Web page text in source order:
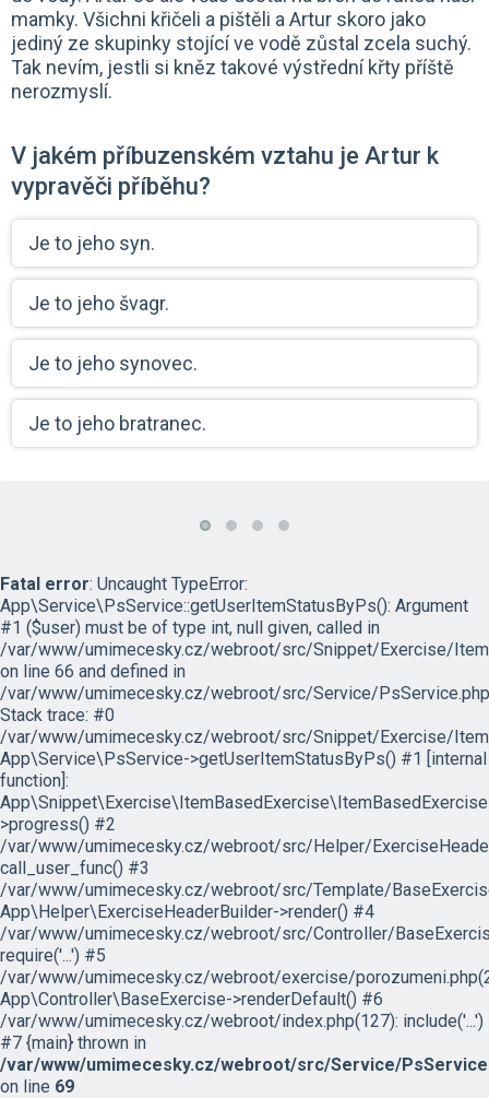
mamky. Všichni křičeli a pištěli a Artur skoro jako
jediný ze skupinky stojící ve vodě zůstal zcela suchý.
Tak nevím, jestli si kněz takové výstřední křty příště
nerozmyslí.
V jakém příbuzenském vztahu je Artur k
vypravěči příběhu?
Je to jeho syn.
Je to jeho švagr.
Je to jeho synovec.
Je to jeho bratranec.
Fatal error: Uncaught TypeError:
App\Service\PsService::getUserItemStatusByPs(): Argument
#1 ($user) must be of type int, null given, called in
/var/www/umimecesky.cz/webroot/src/Snippet/Exercise/
on line 66 and defined in
/var/www/umimecesky.cz/webroot/src/Service/
Stack trace: #0
/var/www/umimecesky.cz/webroot/src/Snippet/Exercise/
App\Service\PsService->getUserItemStatusByPs() #1 [internal
function]:
>progress() #2
/var/www/umimecesky.cz/webroot/src/Helper/
call_user_func() #3
/var/www/umimecesky.cz/webroot/src/Template/
App\Helper\ExerciseHeaderBuilder->render() #4
/var/www/umimecesky.cz/webroot/src/Controller/
require('...') #5
/var/www/umimecesky.cz/webroot/exercise/
App\Controller\BaseExercise->renderDefault() #6
/var/www/umimecesky.cz/webroot/index.php(127): include('...')
#7 {main} thrown in
/var/www/umimecesky.cz/webroot/src/Service/
on line 69